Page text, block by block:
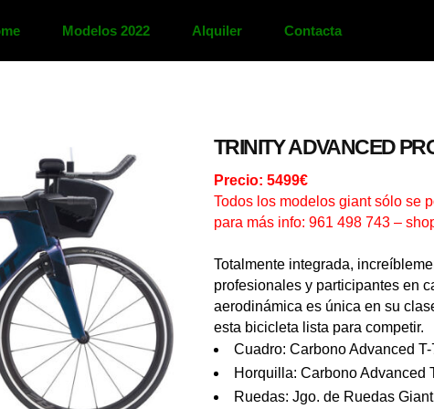
Modelos 2022 Alquiler Contacta
TRINITY ADVANCED
Precio: 5499€
Todos los modelos giant sólo se
para más info: 961 498 743 –
Totalmente integrada,
profesionales y participantes en
aerodinámica es única en su
esta bicicleta lista para competir.
Cuadro: Carbono Advanced
Horquilla: Carbono Advanced
Ruedas: Jgo. de Ruedas